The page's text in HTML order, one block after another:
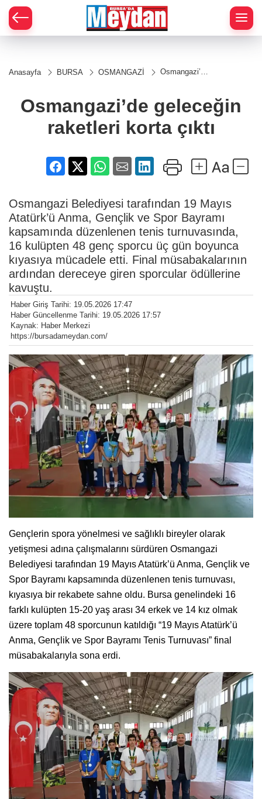
Anasayfa BURSA OSMANGAZİ
Osmangazi’de
Osmangazi’de geleceğin
raketleri korta çıktı
Osmangazi Belediyesi tarafından 19 Mayıs
Atatürk’ü Anma, Gençlik ve Spor Bayramı
kapsamında düzenlenen tenis turnuvasında,
16 kulüpten 48 genç sporcu üç gün boyunca
kıyasıya mücadele etti. Final müsabakalarının
ardından dereceye giren sporcular ödüllerine
kavuştu.
Haber Giriş Tarihi: 19.05.2026 17:47
Haber Güncellenme Tarihi: 19.05.2026 17:57
Kaynak: Haber Merkezi
https://bursadameydan.com/
Gençlerin spora yönelmesi ve sağlıklı bireyler olarak
yetişmesi adına çalışmalarını sürdüren Osmangazi
Belediyesi tarafından 19 Mayıs Atatürk’ü Anma, Gençlik ve
Spor Bayramı kapsamında düzenlenen tenis turnuvası,
kıyasıya bir rekabete sahne oldu. Bursa genelindeki 16
farklı kulüpten 15-20 yaş arası 34 erkek ve 14 kız olmak
üzere toplam 48 sporcunun katıldığı “19 Mayıs Atatürk’ü
Anma, Gençlik ve Spor Bayramı Tenis Turnuvası” final
müsabakalarıyla sona erdi.